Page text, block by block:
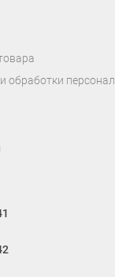
обработки